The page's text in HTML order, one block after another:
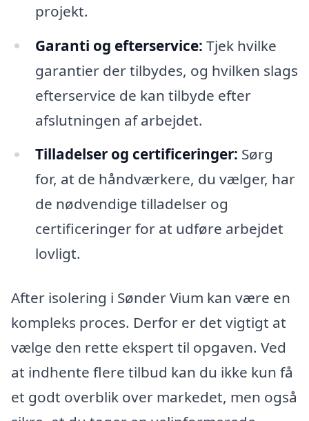
projekt.
Garanti og efterservice: Tjek hvilke
garantier der tilbydes, og hvilken slags
efterservice de kan tilbyde efter
afslutningen af arbejdet.
Tilladelser og certificeringer: Sørg
for, at de håndværkere, du vælger, har
de nødvendige tilladelser og
certificeringer for at udføre arbejdet
lovligt.
After isolering i Sønder Vium kan være en
kompleks proces. Derfor er det vigtigt at
vælge den rette ekspert til opgaven. Ved
at indhente flere tilbud kan du ikke kun få
et godt overblik over markedet, men også